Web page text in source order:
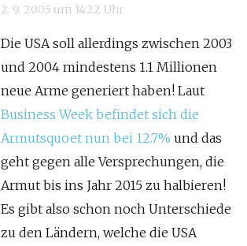
2. 9. 2005 um 14:22 Uhr
Die USA soll allerdings zwischen 2003
und 2004 mindestens 1.1 Millionen
neue Arme generiert haben! Laut
Business Week befindet sich die
Armutsquoet nun bei 12.7% und das
geht gegen alle Versprechungen, die
Armut bis ins Jahr 2015 zu halbieren!
Es gibt also schon noch Unterschiede
zu den Ländern, welche die USA